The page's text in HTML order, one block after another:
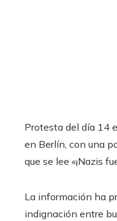
Protesta del día 14
en Berlín, con una
que se lee «¡Nazis
La información ha
indignación entre